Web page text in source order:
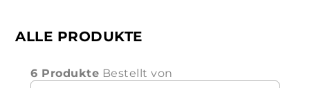
ALLE PRODUKTE
6 Produkte Bestellt von